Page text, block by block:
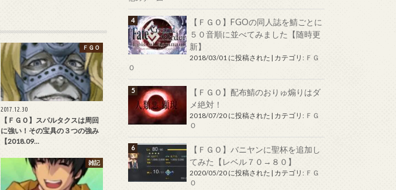
ＦＧＯ
2017.12.30
【ＦＧＯ】スパルタクスは周回
に強い！その宝具の３つの強み
【2018.09…
雑記
【ＦＧＯ】FGOの同人誌を鯖ごとに
５０音順に並べてみました【随時更
新】
2018/03/01 に投稿された カテゴリ: ＦＧ
Ｏ
【ＦＧＯ】配布鯖のおりゅ煽りはダ
メ絶対！
2018/07/20 に投稿された | カテゴリ: ＦＧ
Ｏ
【ＦＧＯ】バニヤンに聖杯を追加し
てみた【レベル７０→８０】
2020/05/20 に投稿された カテゴリ: ＦＧ
Ｏ